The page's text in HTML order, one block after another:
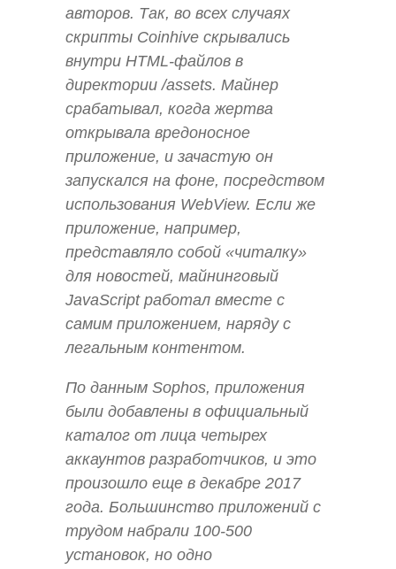
авторов. Так, во всех случаях
скрипты Coinhive скрывались
внутри HTML-файлов в
директории /assets. Майнер
срабатывал, когда жертва
открывала вредоносное
приложение, и зачастую он
запускался на фоне, посредством
использования WebView. Если же
приложение, например,
представляло собой «читалку»
для новостей, майнинговый
JavaScript работал вместе с
самим приложением, наряду с
легальным контентом.
По данным Sophos, приложения
были добавлены в официальный
каталог от лица четырех
аккаунтов разработчиков, и это
произошло еще в декабре 2017
года. Большинство приложений с
трудом набрали 100-500
установок, но одно